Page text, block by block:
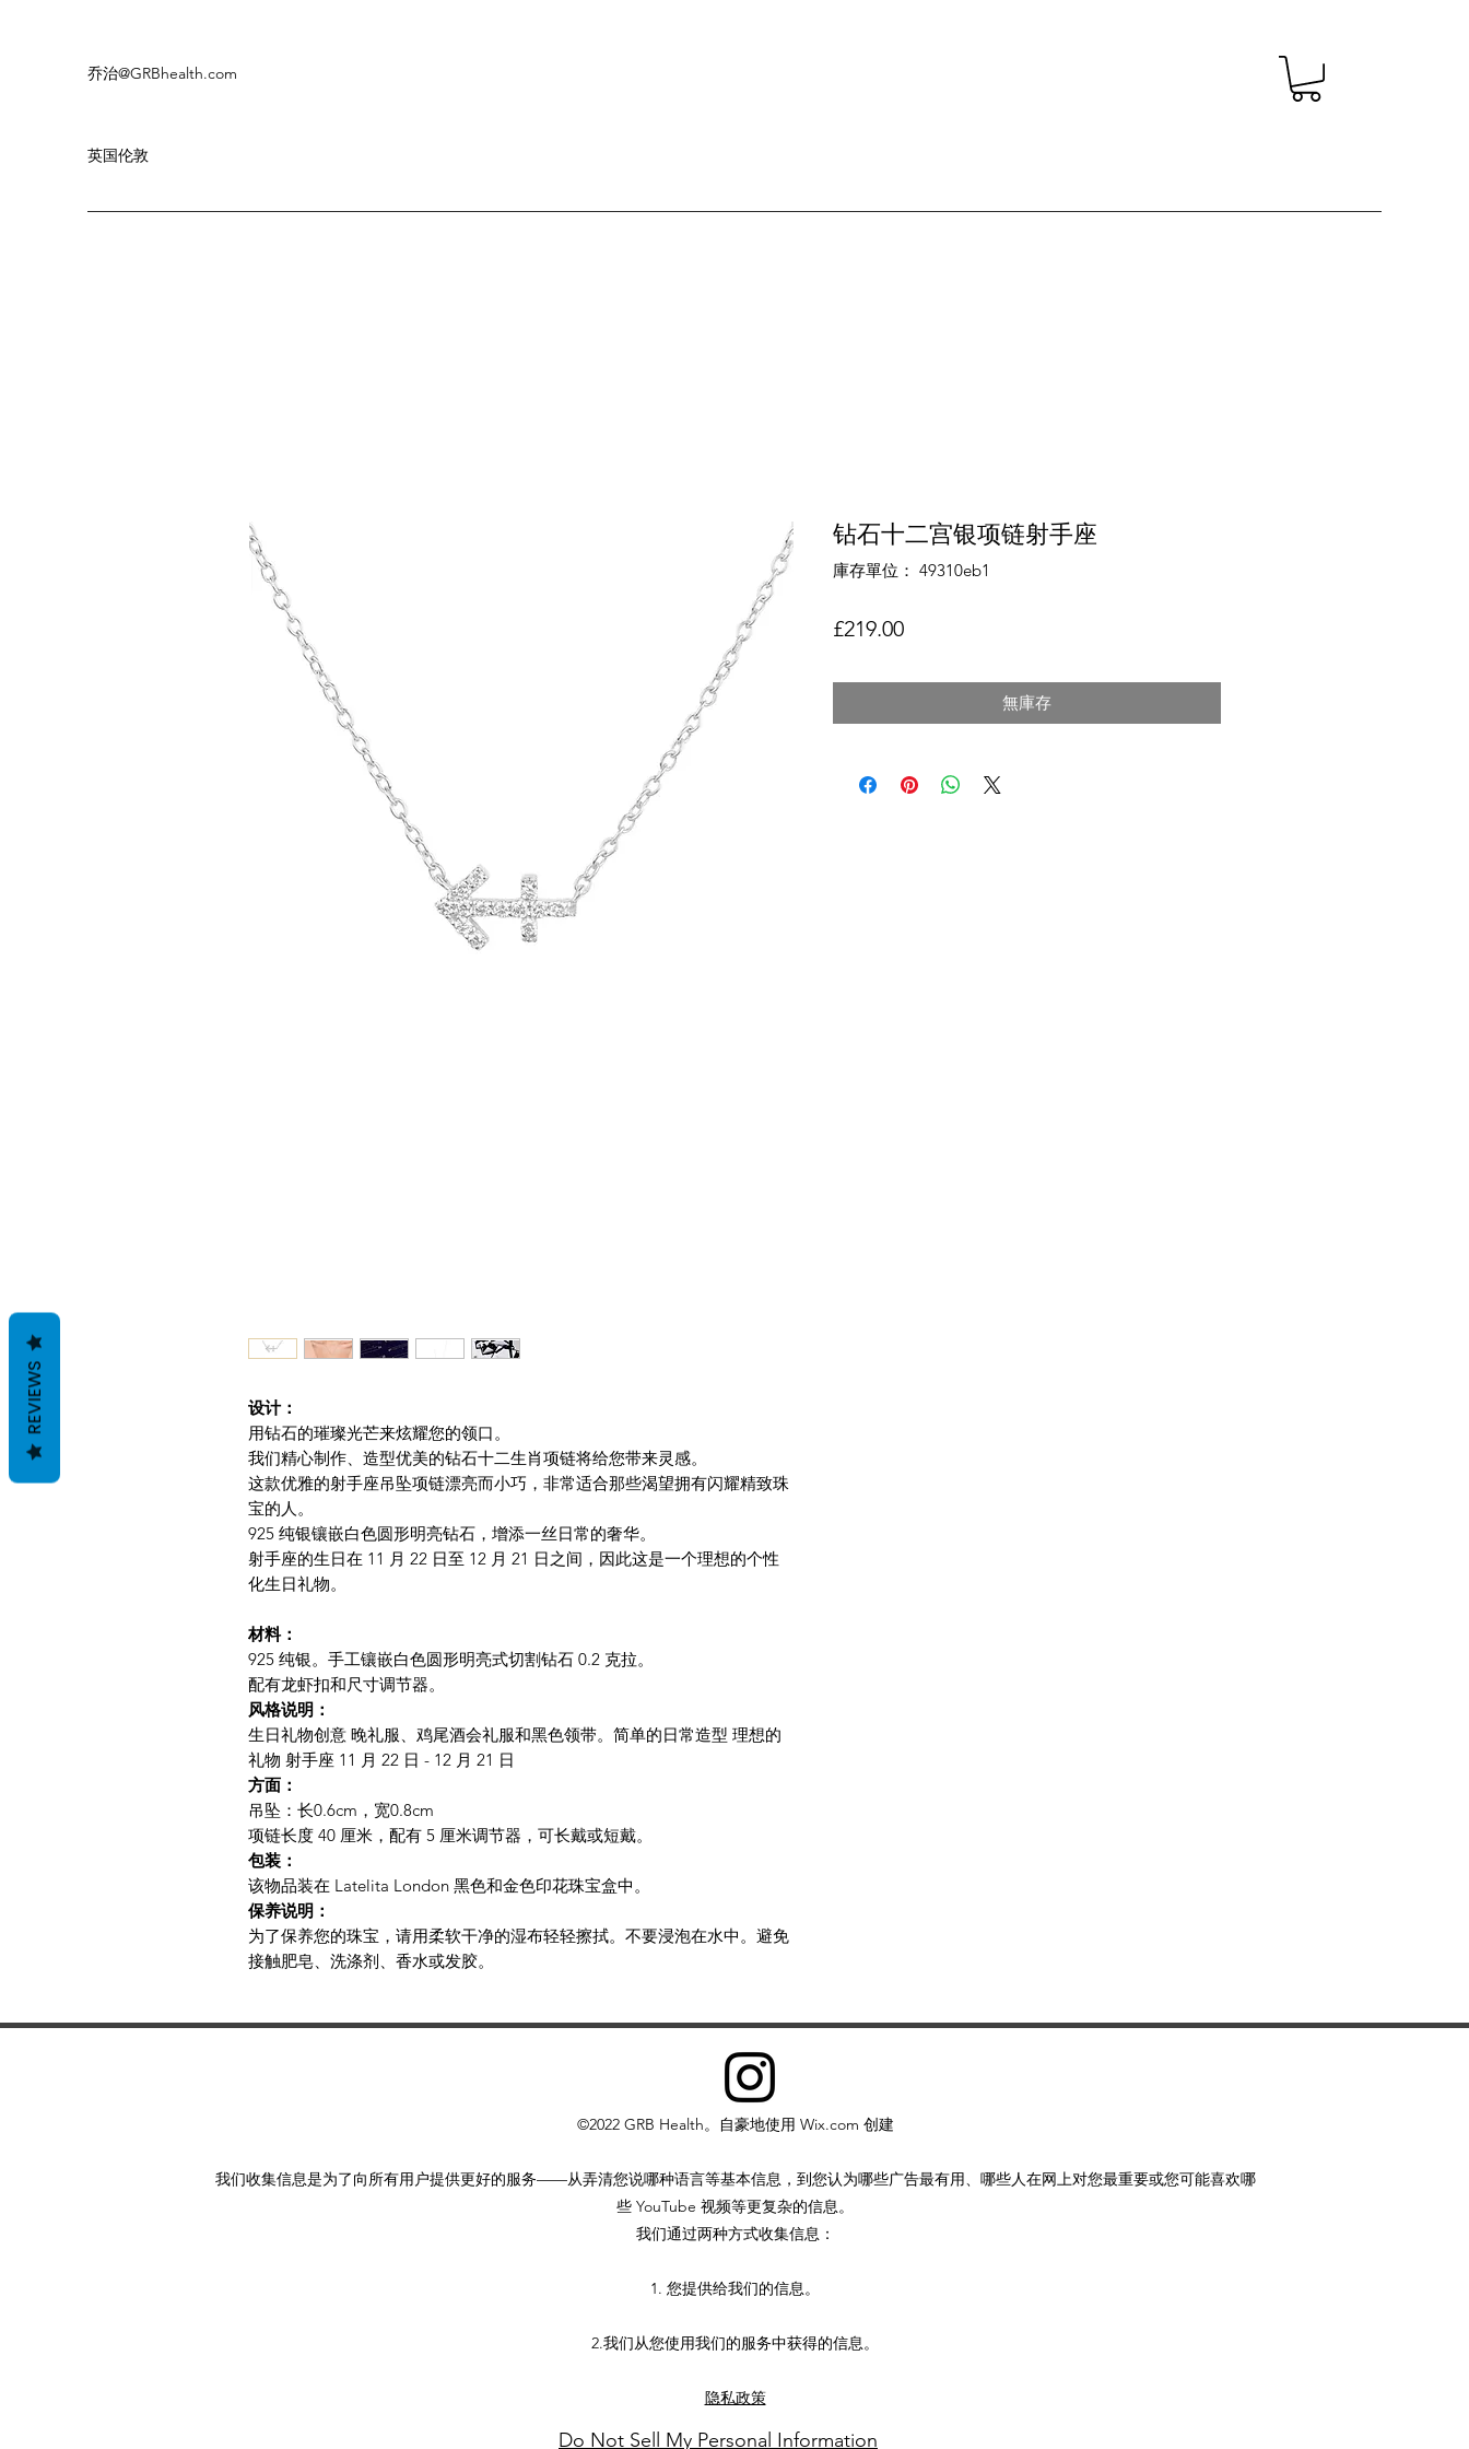
乔治@GRBhealth.com
英国伦敦
设计：
用钻石的璀璨光芒来炫耀您的领口。
我们精心制作、造型优美的钻石十二生肖项链将给您带来灵感。
这款优雅的射手座吊坠项链漂亮而小巧，非常适合那些渴望拥有闪耀精致珠
宝的人。
925 纯银镶嵌白色圆形明亮钻石，增添一丝日常的奢华。
射手座的生日在 11 月 22 日至 12 月 21 日之间，因此这是一个理想的个性
化生日礼物。
材料：
925 纯银。手工镶嵌白色圆形明亮式切割钻石 0.2 克拉。
配有龙虾扣和尺寸调节器。
风格说明：
生日礼物创意 晚礼服、鸡尾酒会礼服和黑色领带。简单的日常造型 理想的
礼物 射手座 11 月 22 日 - 12 月 21 日
方面：
吊坠：长0.6cm，宽0.8cm
项链长度 40 厘米，配有 5 厘米调节器，可长戴或短戴。
包装：
该物品装在 Latelita London 黑色和金色印花珠宝盒中。
保养说明：
为了保养您的珠宝，请用柔软干净的湿布轻轻擦拭。不要浸泡在水中。避免
接触肥皂、洗涤剂、香水或发胶。
钻石十二宫银项链射手座
庫存單位： 49310eb1
£219.00價格
無庫存
©2022 GRB Health。自豪地使用 Wix.com 创建
我们收集信息是为了向所有用户提供更好的服务——从弄清您说哪种语言等基本信息，到您认为哪些广告最有用、哪些人在网上对您最重要或您可能喜欢哪
些 YouTube 视频等更复杂的信息。
我们通过两种方式收集信息：
1. 您提供给我们的信息。
2.我们从您使用我们的服务中获得的信息。
隐私政策
Do Not Sell My Personal Information
REVIEWS